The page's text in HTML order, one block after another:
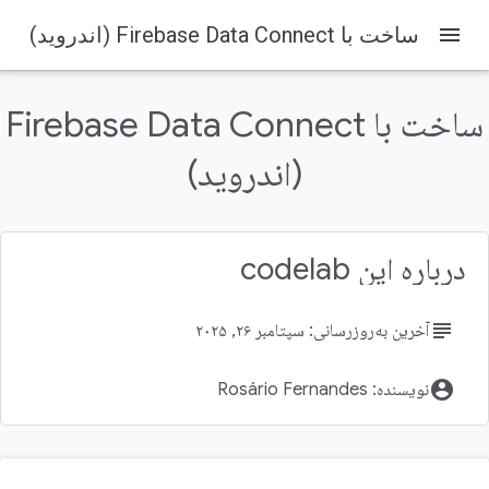
Firebase Codelabs
در این صفحه
۱. مرور کلی
پیش‌نیازها
menu ساخت با Firebase Data Connect (اندروید)
ساخت با Firebase Data Connect
(اندروید)
درباره این codelab
subjectآخرین به‌روزرسانی: سپتامبر ۲۶, ۲۰۲۵
account_circleنویسنده: Rosário Fernandes